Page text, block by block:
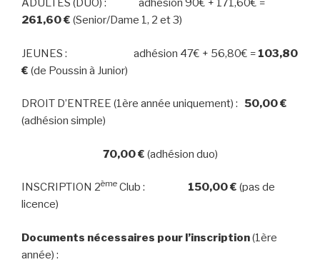
ADULTES (DUO) : adhésion 90€ + 171,60€ =
261,60 € (Senior/Dame 1, 2 et 3)
JEUNES : adhésion 47€ + 56,80€ = 103,80
€ (de Poussin à Junior)
DROIT D’ENTREE (1ère année uniquement) : 50,00 €
(adhésion simple)
70,00 € (adhésion duo)
INSCRIPTION 2ème Club : 150,00 € (pas de
licence)
Documents nécessaires pour l’inscription(1ère
année) :